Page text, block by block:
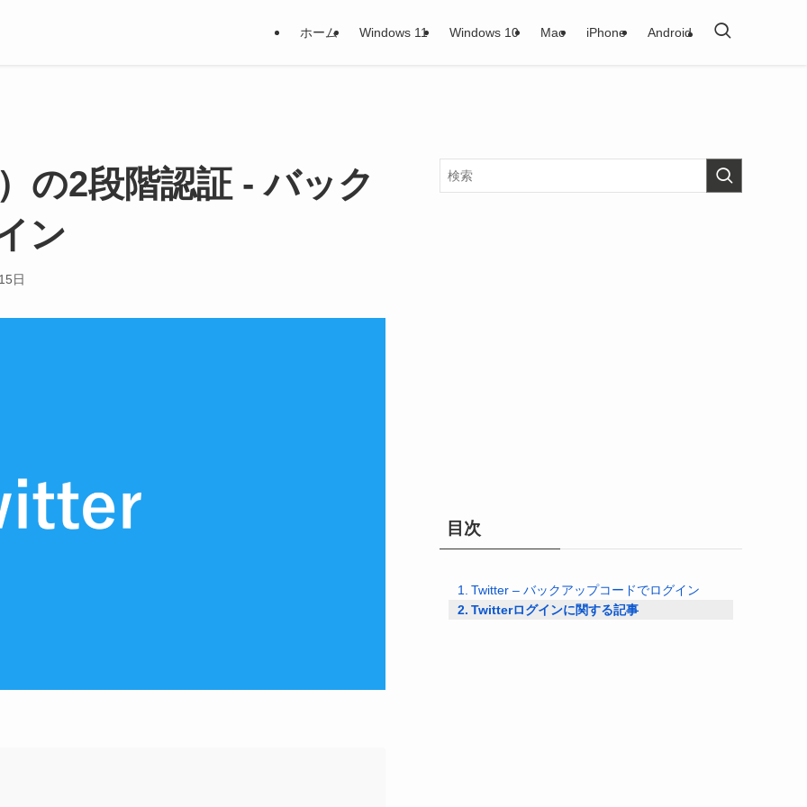
ホーム Windows 11 Windows 10 Mac iPhone Android
の2段階認証 - バック
ン
日
目次
Twitter – バックアップコードでログイン
Twitterログインに関する記事